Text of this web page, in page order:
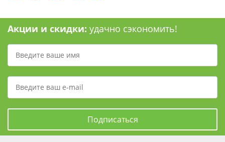
Акции и скидки: удачно сэкономить!
Подписаться